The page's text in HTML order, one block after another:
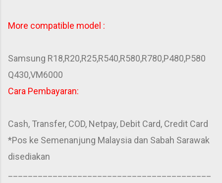
More compatible model :
Samsung R18,R20,R25,R540,R580,R780,P480,P580
Q430,VM6000
Cara Pembayaran:
Cash, Transfer, COD, Netpay, Debit Card, Credit Card
*Pos ke Semenanjung Malaysia dan Sabah Sarawak
disediakan